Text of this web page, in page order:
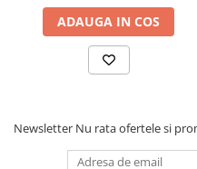
Covorase VOLKSWAGEN
Covorase VOLVO
Tavite Portbagaj
Adaptoare Bricheta Auto
Antene Auto
ADAUGA IN COS
Newsletter Nu rata ofertele si